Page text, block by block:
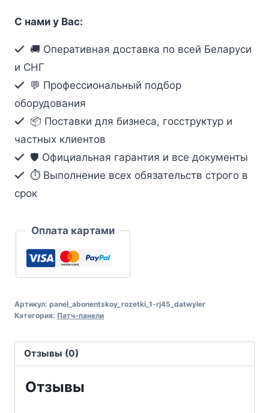
LSA-
pairs
Krone
С нами у Вас:
🚚 Оперативная доставка по всей Беларуси
и СНГ
💬 Профессиональный подбор
оборудования
📦 Поставки для бизнеса, госструктур и
частных клиентов
🛡️ Официальная гарантия и все документы
⏱ Выполнение всех обязательств строго в
срок
Оплата картами
Артикул: panel_abonentskoy_rozetki_1-rj45_datwyler
Категория: Патч-панели
Отзывы (0)
Отзывы